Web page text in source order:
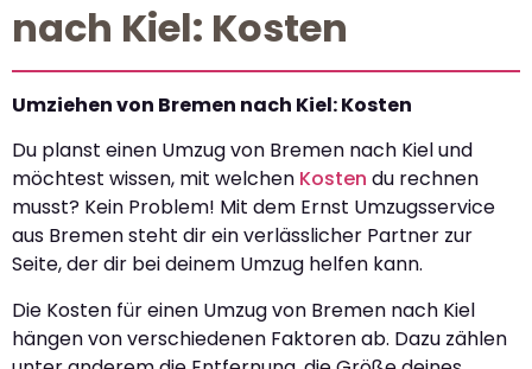
nach Kiel: Kosten
Umziehen von Bremen nach Kiel: Kosten
Du planst einen Umzug von Bremen nach Kiel und
möchtest wissen, mit welchen Kosten du rechnen
musst? Kein Problem! Mit dem Ernst Umzugsservice
aus Bremen steht dir ein verlässlicher Partner zur
Seite, der dir bei deinem Umzug helfen kann.
Die Kosten für einen Umzug von Bremen nach Kiel
hängen von verschiedenen Faktoren ab. Dazu zählen